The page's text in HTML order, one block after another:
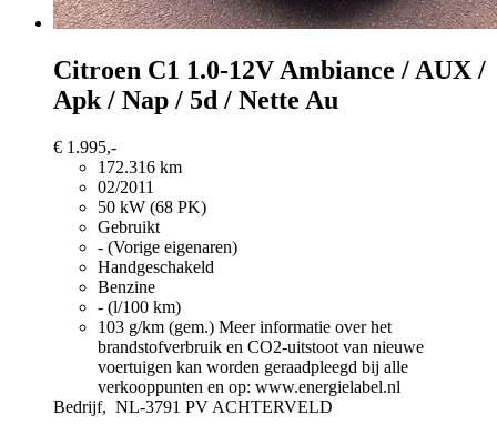
Citroen C1 1.0-12V Ambiance / AUX /
Apk / Nap / 5d / Nette Au
€ 1.995,-
172.316 km
02/2011
50 kW (68 PK)
Gebruikt
- (Vorige eigenaren)
Handgeschakeld
Benzine
- (l/100 km)
103 g/km (gem.) Meer informatie over het
brandstofverbruik en CO2-uitstoot van nieuwe
voertuigen kan worden geraadpleegd bij alle
verkooppunten en op: www.energielabel.nl
Bedrijf, NL-3791 PV ACHTERVELD